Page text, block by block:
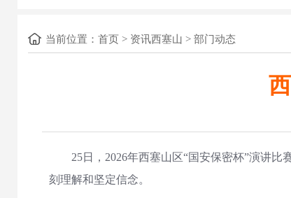
当前位置： 首页> 资讯西塞山 > 部门动态
25日，2026年西塞山区“国安保密杯”演讲比
刻理解和坚定信念。